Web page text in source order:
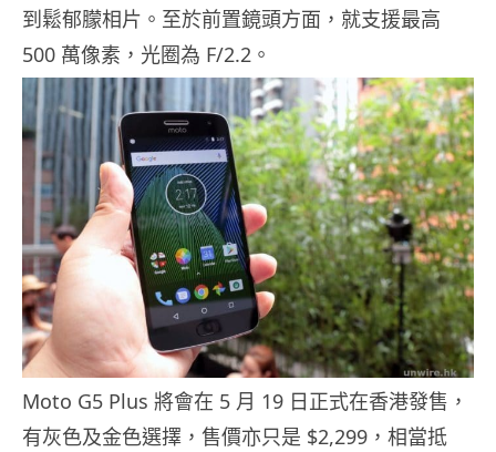
到鬆郁朦相片。至於前置鏡頭方面，就支援最高
500 萬像素，光圈為 F/2.2。
Moto G5 Plus 將會在 5 月 19 日正式在香港發售，
有灰色及金色選擇，售價亦只是 $2,299，相當抵